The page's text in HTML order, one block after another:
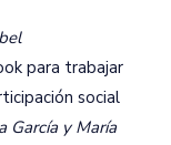
para trabajar
social
García y María